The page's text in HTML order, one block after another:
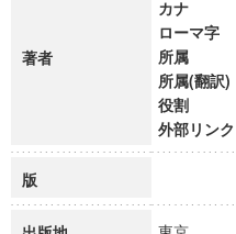
著者
カナ
ローマ字
所属
所属(翻訳)
役割
外部リンク
版